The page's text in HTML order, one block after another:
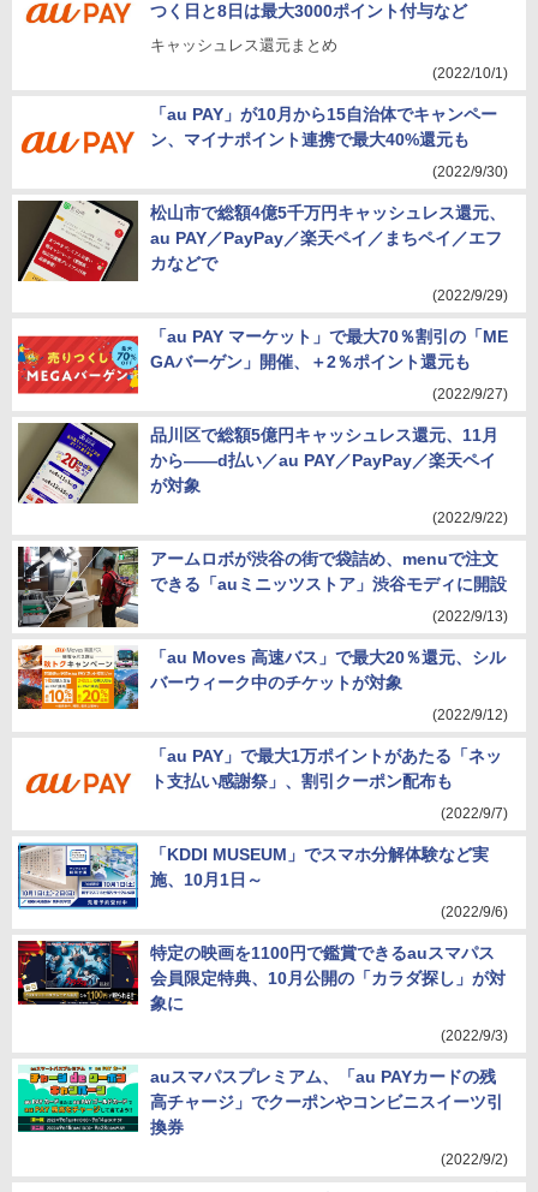
つく日と8日は最大3000ポイント付与など
キャッシュレス還元まとめ
(2022/10/1)
「au PAY」が10月から15自治体でキャンペー
ン、マイナポイント連携で最大40%還元も
(2022/9/30)
松山市で総額4億5千万円キャッシュレス還元、
au PAY／PayPay／楽天ペイ／まちペイ／エフ
カなどで
(2022/9/29)
「au PAY マーケット」で最大70％割引の「ME
GAバーゲン」開催、＋2％ポイント還元も
(2022/9/27)
品川区で総額5億円キャッシュレス還元、11月
から――d払い／au PAY／PayPay／楽天ペイ
が対象
(2022/9/22)
アームロボが渋谷の街で袋詰め、menuで注文
できる「auミニッツストア」渋谷モディに開設
(2022/9/13)
「au Moves 高速バス」で最大20％還元、シル
バーウィーク中のチケットが対象
(2022/9/12)
「au PAY」で最大1万ポイントがあたる「ネッ
ト支払い感謝祭」、割引クーポン配布も
(2022/9/7)
「KDDI MUSEUM」でスマホ分解体験など実
施、10月1日～
(2022/9/6)
特定の映画を1100円で鑑賞できるauスマパス
会員限定特典、10月公開の「カラダ探し」が対
象に
(2022/9/3)
auスマパスプレミアム、「au PAYカードの残
高チャージ」でクーポンやコンビニスイーツ引
換券
(2022/9/2)